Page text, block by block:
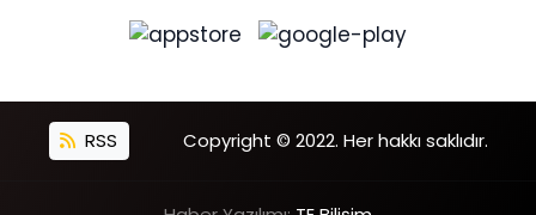
RSS Copyright © 2022. Her hakkı saklıdır.